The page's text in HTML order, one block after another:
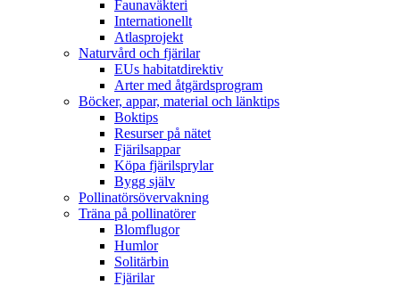
Faunaväkteri
Internationellt
Atlasprojekt
Naturvård och fjärilar
EUs habitatdirektiv
Arter med åtgärdsprogram
Böcker, appar, material och länktips
Boktips
Resurser på nätet
Fjärilsappar
Köpa fjärilsprylar
Bygg själv
Pollinatörsövervakning
Träna på pollinatörer
Blomflugor
Humlor
Solitärbin
Fjärilar